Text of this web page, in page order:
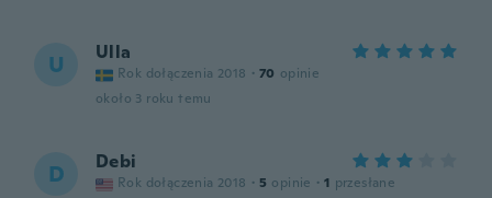
U Ulla
Rok dołączenia 2018 · 70 opinie
około 3 roku temu
D Debi
Rok dołączenia 2018 · 5 opinie · 1 przesłane